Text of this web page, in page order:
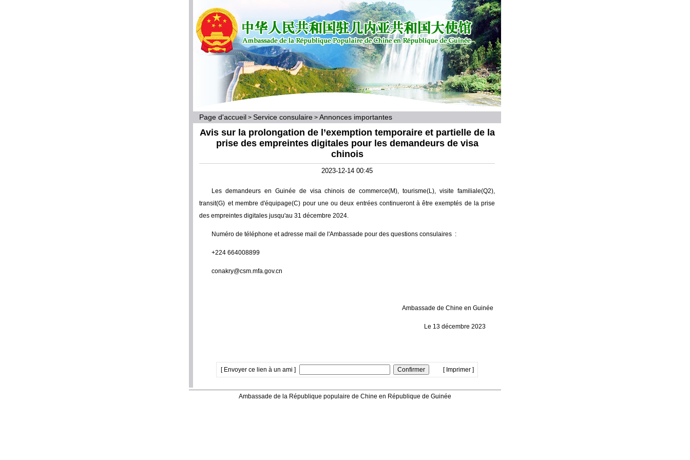
Page d'accueil > Service consulaire > Annonces importantes
Avis sur la prolongation de l’exemption temporaire et partielle de la
prise des empreintes digitales pour les demandeurs de visa
chinois
2023-12-14 00:45
Les demandeurs en Guinée de visa chinois de commerce(M), tourisme(L), visite familiale(Q2),
transit(G) et membre d'équipage(C) pour une ou deux entrées continueront à être exemptés de la prise
des empreintes digitales jusqu'au 31 décembre 2024.
Numéro de téléphone et adresse mail de l'Ambassade pour des questions consulaires :
+224 664008899
conakry@csm.mfa.gov.cn
Ambassade de Chine en Guinée
Le 13 décembre 2023
[ Envoyer ce lien à un ami ] [ Imprimer ]
Ambassade de la République populaire de Chine en République de Guinée